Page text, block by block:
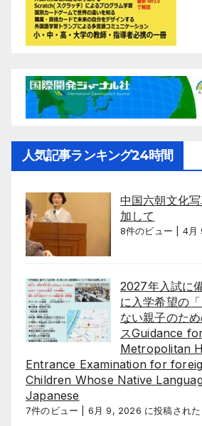
人気記事ランキング24時間
中国六朝文化
加して
8件のビュー 4月
2027年入試に
に入学希望の
ない親子のた
スGuidance
Metropolitan
Entrance Examination for
Children Whose Native
Japanese
7件のビュー 6月 9, 2026 に投稿された